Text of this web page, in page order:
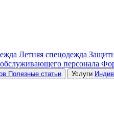
Летняя спецодежда
персонала
Полезные статьи Услуги